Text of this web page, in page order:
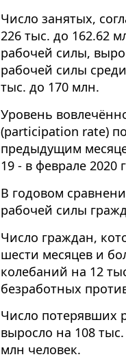
Число занятых,
226 тыс. до 162.62
рабочей силы,
рабочей силы
тыс. до 170 млн.
Уровень
(participation rate)
предыдущим
19 - в феврале 2020
В годовом
рабочей силы
Число граждан,
шести месяцев и
колебаний на 12
безработных
Число потерявших
выросло на 108
млн человек.